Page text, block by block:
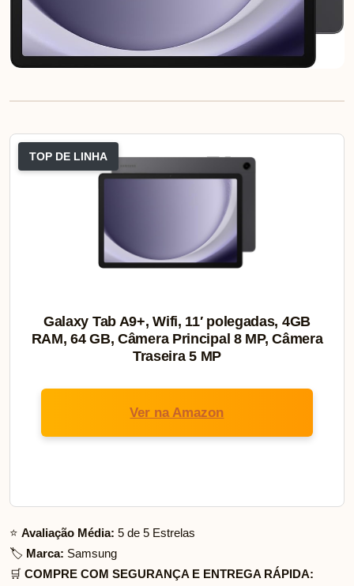
TOP DE LINHA
Galaxy Tab A9+, Wifi, 11′ polegadas, 4GB
RAM, 64 GB, Câmera Principal 8 MP, Câmera
Traseira 5 MP
Ver na Amazon
⭐ Avaliação Média: 5 de 5 Estrelas
🏷️ Marca: Samsung
🛒 COMPRE COM SEGURANÇA E ENTREGA RÁPIDA: